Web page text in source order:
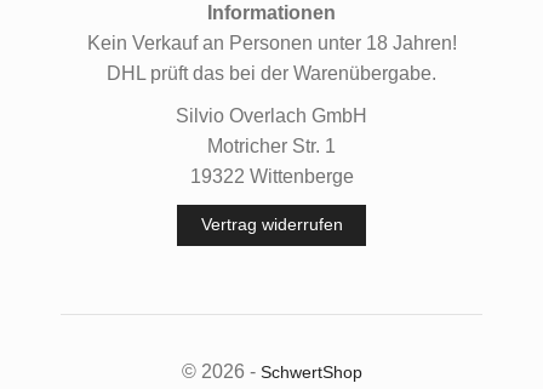
Informationen
Kein Verkauf an Personen unter 18 Jahren!
DHL prüft das bei der Warenübergabe.
Silvio Overlach GmbH
Motricher Str. 1
19322 Wittenberge
Vertrag widerrufen
© 2026 - SchwertShop